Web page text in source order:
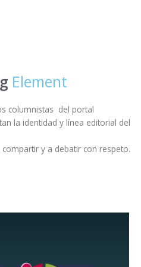
Element
columnistas del portal
la identidad y línea editorial del
y a debatir con respeto.